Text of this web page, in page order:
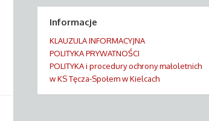
Informacje
KLAUZULA INFORMACYJNA
POLITYKA PRYWATNOŚCI
POLITYKA i procedury ochrony małoletnich
w KS Tęcza-Społem w Kielcach